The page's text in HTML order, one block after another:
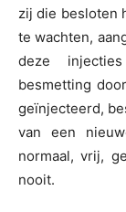
zij die besloten
te wachten,
deze
besmetting
geïnjecteerd,
van een
normaal, vrij,
nooit.